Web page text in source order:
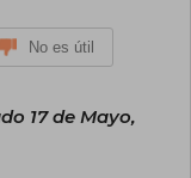
No es útil
17 de Mayo,